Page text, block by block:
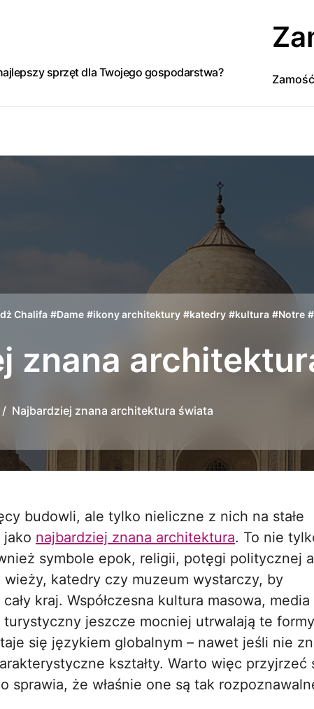
sprzęt dla Twojego gospodarstwa?
Chalifa #Dame #ikony architektury #katedry #kultura #Notre #
znana
Najbardziej znana architektura świata
jako najbardziej znana architektura. To nie
symbole epok, religii, potęgi politycznej
katedry czy muzeum wystarczy, by
kraj. Współczesna kultura masowa, media
jeszcze mocniej utrwalają te
się językiem globalnym – nawet jeśli nie
kształty. Warto więc przyjrzeć
sprawia, że właśnie one są tak